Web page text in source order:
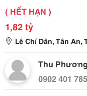
( HẾT HẠN )
1,82 tỷ
Lê Chí Dân, Tân An,
Thu Phương
0902 401 785